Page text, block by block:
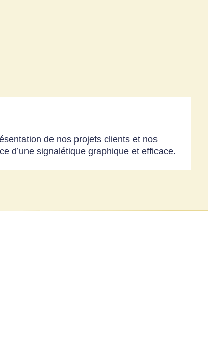
de nos projets clients et nos
d’une signalétique graphique et efficace.